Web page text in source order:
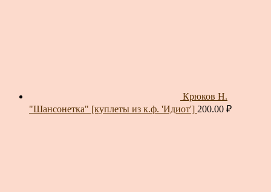
Крюков Н.
"Шансонетка" [куплеты из к.ф. 'Идиот'] 200.00 ₽